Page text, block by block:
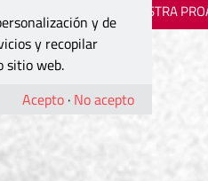
MOSTRA
y de
y recopilar
sitio web.
Acepto · No acepto